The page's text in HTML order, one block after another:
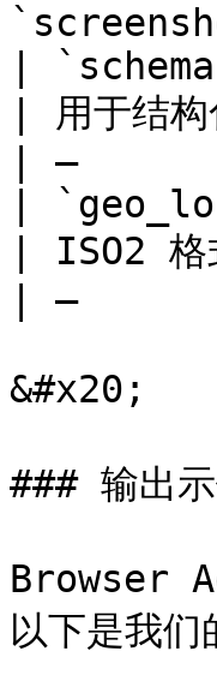
|
| 用于结
| –
|
| ISO2 格
| –
&#x20;
### 输出示
Browser
以下是我